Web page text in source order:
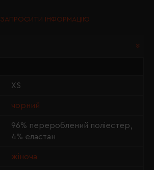
ЗАПРОСИТИ ІНФОРМАЦІЮ
XS
чорний
96% перероблений поліестер,
4% еластан
жіноча